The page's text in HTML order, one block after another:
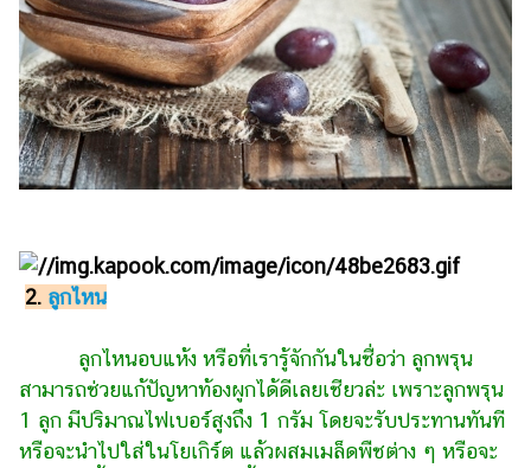
ราคา
น้ำมัน
วา
ไร
ตี้
แม่
และ
เด็ก
เลี้ยง
Infographic
2. ลูกไหน
ลูกไหนอบแห้ง หรือที่เรารู้จักกันในชื่อว่า ลูกพรุน
สามารถช่วยแก้ปัญหาท้องผูกได้ดีเลย­­­เชียวล่ะ เพราะลูกพรุน
1 ลูก มีปริมาณไฟเบอร์สูงถึง 1 กรัม โดยจะรับประทานทันที
หรือจะนำไปใส่ในโยเกิร์ต แล้วผสมเมล็ดพืชต่าง ๆ หรือจะ